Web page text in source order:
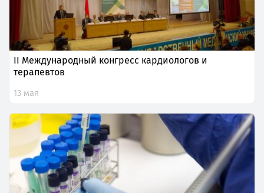
II Международный конгресс кардиологов и
терапевтов
13 мая